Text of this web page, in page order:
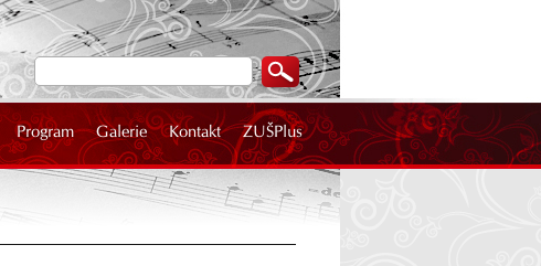
Program Galerie Kontakt ZUŠPlus